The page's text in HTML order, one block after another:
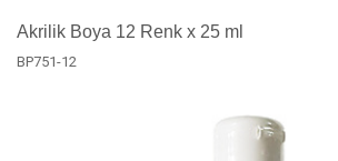
Akrilik Boya 12 Renk x 25 ml
BP751-12